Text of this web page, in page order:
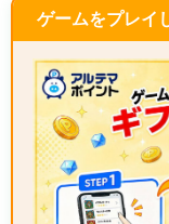
ゲームをプレイ